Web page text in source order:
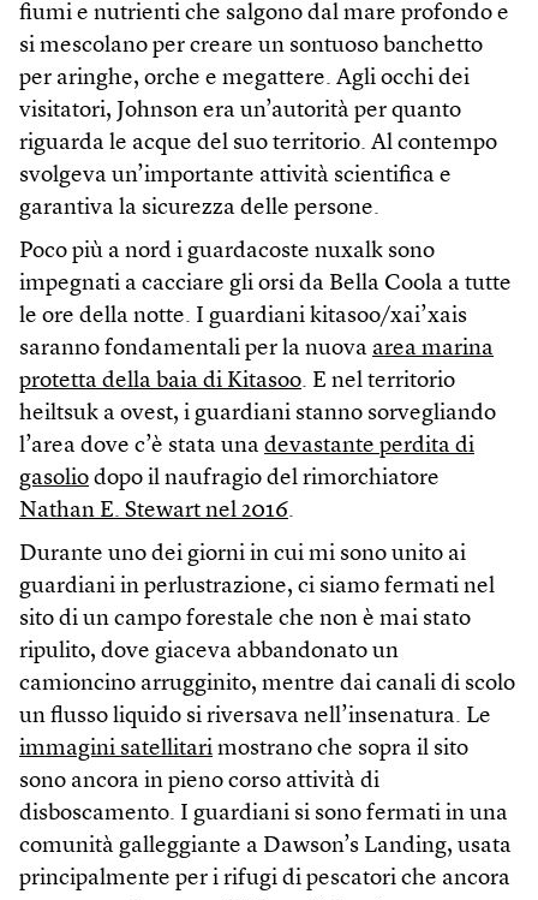
fiumi e nutrienti che salgono dal mare profondo e
si mescolano per creare un sontuoso banchetto
per aringhe, orche e megattere. Agli occhi dei
visitatori, Johnson era un’autorità per quanto
riguarda le acque del suo territorio. Al contempo
svolgeva un’importante attività scientifica e
garantiva la sicurezza delle persone.
Poco più a nord i guardacoste nuxalk sono
impegnati a cacciare gli orsi da Bella Coola a tutte
le ore della notte. I guardiani kitasoo/xai’xais
saranno fondamentali per la nuova area marina
protetta della baia di Kitasoo. E nel territorio
heiltsuk a ovest, i guardiani stanno sorvegliando
l’area dove c’è stata una devastante perdita di
gasolio dopo il naufragio del rimorchiatore
Nathan E. Stewart nel 2016.
Durante uno dei giorni in cui mi sono unito ai
guardiani in perlustrazione, ci siamo fermati nel
sito di un campo forestale che non è mai stato
ripulito, dove giaceva abbandonato un
camioncino arrugginito, mentre dai canali di scolo
un flusso liquido si riversava nell’insenatura. Le
immagini satellitari mostrano che sopra il sito
sono ancora in pieno corso attività di
disboscamento. I guardiani si sono fermati in una
comunità galleggiante a Dawson’s Landing, usata
principalmente per i rifugi di pescatori che ancora